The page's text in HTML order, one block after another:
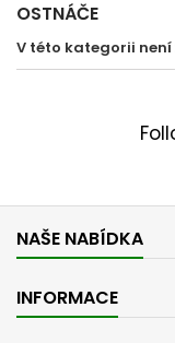
OSTNÁČE
V této kategorii není
NAŠE NABÍDKA
INFORMACE